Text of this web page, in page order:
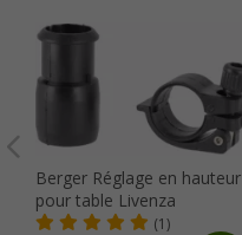
Berger Réglage en hauteur
pour table Livenza
(1)